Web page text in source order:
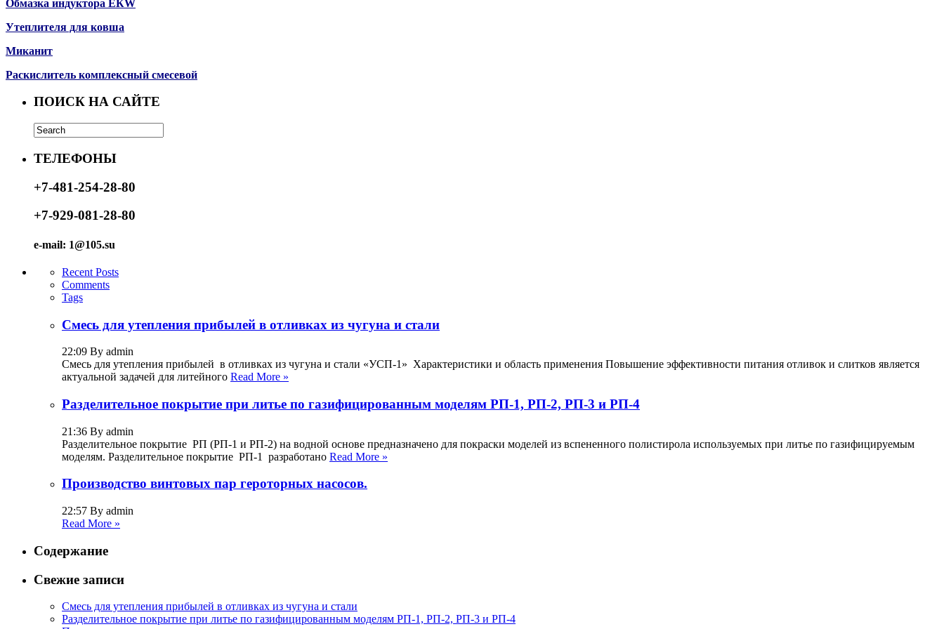
Обмазка индуктора ЕКW
Утеплителя для ковша
Миканит
Раскислитель комплексный смесевой
ПОИСК НА САЙТЕ
ТЕЛЕФОНЫ
+7-481-254-28-80
+7-929-081-28-80
e-mail: 1@105.su
Recent Posts
Comments
Tags
Смесь для утепления прибылей в отливках из чугуна и стали
22:09 By admin
Смесь для утепления прибылей в отливках из чугуна и стали «УСП-1» Характеристики и область применения Повышение эффективности питания отливок и слитков является
актуальной задачей для литейного Read More »
Разделительное покрытие при литье по газифицированным моделям РП-1, РП-2, РП-3 и РП-4
21:36 By admin
Разделительное покрытие РП (РП-1 и РП-2) на водной основе предназначено для покраски моделей из вспененного полистирола используемых при литье по газифицируемым
моделям. Разделительное покрытие РП-1 разработано Read More »
Производство винтовых пар героторных насосов.
22:57 By admin
Read More »
Содержание
Свежие записи
Смесь для утепления прибылей в отливках из чугуна и стали
Разделительное покрытие при литье по газифицированным моделям РП-1, РП-2, РП-3 и РП-4